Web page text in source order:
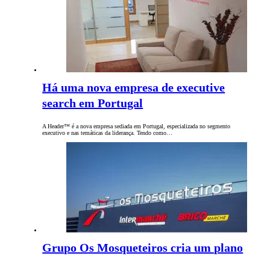
Há uma nova empresa de executive
search em Portugal
A Header™ é a nova empresa sediada em Portugal, especializada no segmento
executivo e nas temáticas da liderança. Tendo como…
Grupo Os Mosqueteiros cria um plano